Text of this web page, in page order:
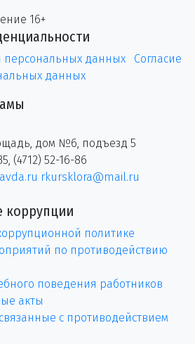
16+
персональных данных
Согласие
данных
дом №6, подъезд 5
(4712) 52-16-86
rkursklora@mail.ru
коррупции
политике
по противодействию
поведения работников
акты
с противодействием